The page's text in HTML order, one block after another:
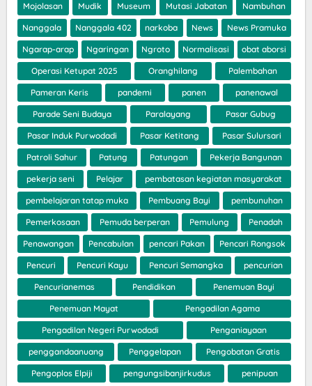
Mojolasan Mudik Museum Mutasi Jabatan Nambuhan
Nanggala Nanggala 402 narkoba News News Pramuka
Ngarap-arap Ngaringan Ngroto Normalisasi obat aborsi
Operasi Ketupat 2025 Oranghilang Palembahan
Pameran Keris pandemi panen panenawal
Parade Seni Budaya Paralayang Pasar Gubug
Pasar Induk Purwodadi Pasar Ketitang Pasar Sulursari
Patroli Sahur Patung Patungan Pekerja Bangunan
pekerja seni Pelajar pembatasan kegiatan masyarakat
pembelajaran tatap muka Pembuang Bayi pembunuhan
Pemerkosaan Pemuda berperan Pemulung Penadah
Penawangan Pencabulan pencari Pakan Pencari Rongsok
Pencuri Pencuri Kayu Pencuri Semangka pencurian
Pencurianemas Pendidikan Penemuan Bayi
Penemuan Mayat Pengadilan Agama
Pengadilan Negeri Purwodadi Penganiayaan
penggandaanuang Penggelapan Pengobatan Gratis
Pengoplos Elpiji pengungsibanjirkudus penipuan